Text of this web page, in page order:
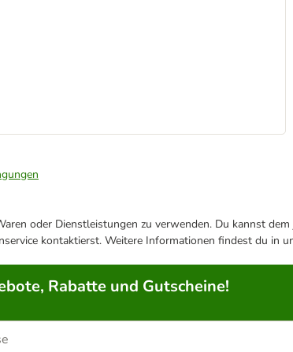
oder Dienstleistungen zu verwenden. Du kannst
kontaktierst. Weitere Informationen findest du in
Rabatte und Gutscheine!